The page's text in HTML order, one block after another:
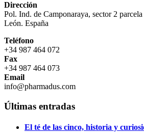
Dirección
Pol. Ind. de Camponaraya, sector 2
León. España
Teléfono
+34 987 464 072
Fax
+34 987 464 073
Email
info@pharmadus.com
Últimas entradas
El té de las cinco, historia y